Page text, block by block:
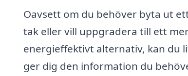
Oavsett om du behöver byta ut
tak eller vill uppgradera till ett
energieffektivt alternativ, kan du
ger dig den information du